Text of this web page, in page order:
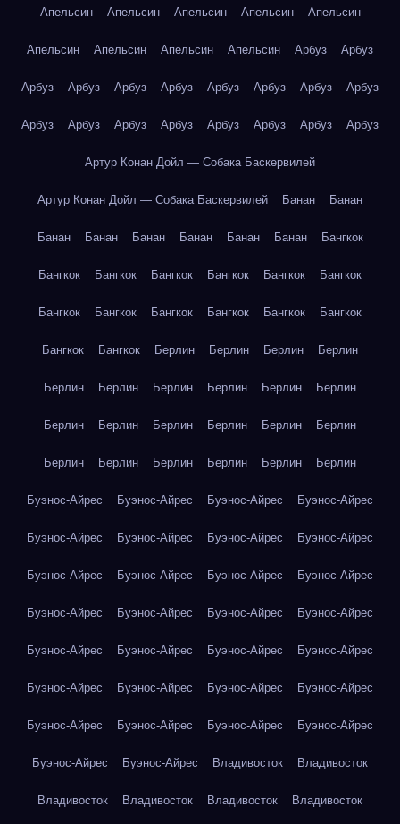
Апельсин Апельсин Апельсин Апельсин Апельсин
Апельсин Апельсин Апельсин Апельсин Арбуз Арбуз
Арбуз Арбуз Арбуз Арбуз Арбуз Арбуз Арбуз Арбуз
Арбуз Арбуз Арбуз Арбуз Арбуз Арбуз Арбуз Арбуз
Артур Конан Дойл — Собака Баскервилей
Артур Конан Дойл — Собака Баскервилей Банан Банан
Банан Банан Банан Банан Банан Банан Бангкок
Бангкок Бангкок Бангкок Бангкок Бангкок Бангкок
Бангкок Бангкок Бангкок Бангкок Бангкок Бангкок
Бангкок Бангкок Берлин Берлин Берлин Берлин
Берлин Берлин Берлин Берлин Берлин Берлин
Берлин Берлин Берлин Берлин Берлин Берлин
Берлин Берлин Берлин Берлин Берлин Берлин
Буэнос-Айрес Буэнос-Айрес Буэнос-Айрес Буэнос-Айрес
Буэнос-Айрес Буэнос-Айрес Буэнос-Айрес Буэнос-Айрес
Буэнос-Айрес Буэнос-Айрес Буэнос-Айрес Буэнос-Айрес
Буэнос-Айрес Буэнос-Айрес Буэнос-Айрес Буэнос-Айрес
Буэнос-Айрес Буэнос-Айрес Буэнос-Айрес Буэнос-Айрес
Буэнос-Айрес Буэнос-Айрес Буэнос-Айрес Буэнос-Айрес
Буэнос-Айрес Буэнос-Айрес Буэнос-Айрес Буэнос-Айрес
Буэнос-Айрес Буэнос-Айрес Владивосток Владивосток
Владивосток Владивосток Владивосток Владивосток